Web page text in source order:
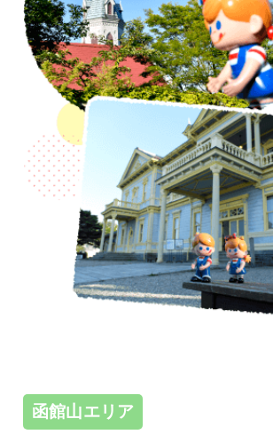
函館山エリア